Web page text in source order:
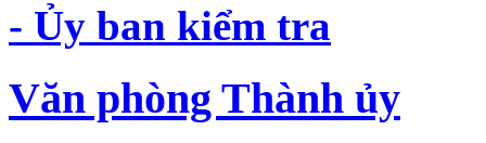
- Ủy ban kiểm tra
Văn phòng Thành ủy